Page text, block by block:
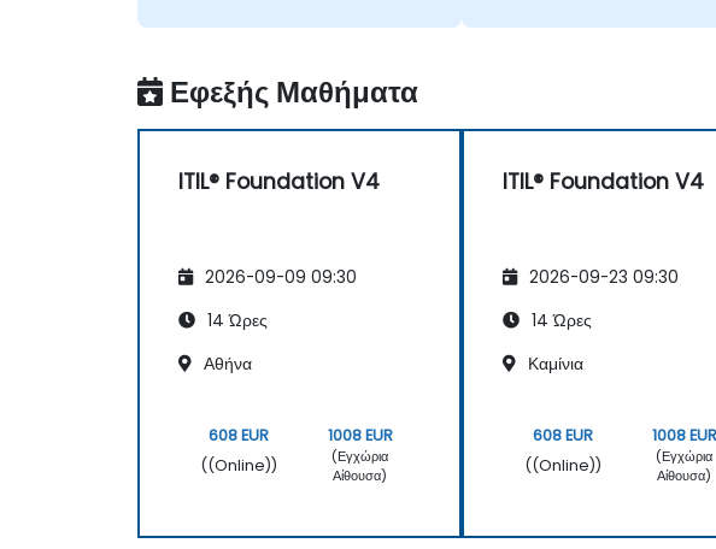
συνεργασία μεταξύ των
Εφεξής Μαθήματα
ITIL® Foundation V4
2026-09-09 09:30
14 Ώρες
Αθήνα
608 EUR
((Online))
1008 EUR
(Εγχώρια
Αίθουσα)
ITIL® Foundation V4
2026-09-23 09:30
14 Ώρες
Καμίνια
608 EUR
((Online))
1008 EUR
(Εγχώρια
Αίθουσα)